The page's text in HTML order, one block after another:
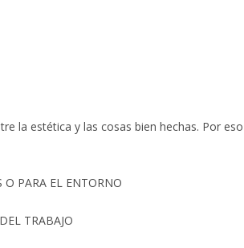
la estética y las cosas bien hechas. Por
O PARA EL ENTORNO
TRABAJO